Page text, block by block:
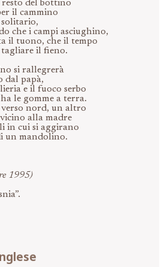
del bottino
il cammino
solitario,
che i campi asciughino,
il tuono, che il tempo
il fieno.
si rallegrerà
dal papà,
e il fuoco serbo
ha le gomme a terra.
nord, un altro
alla madre
in cui si aggirano
un mandolino.
1995)